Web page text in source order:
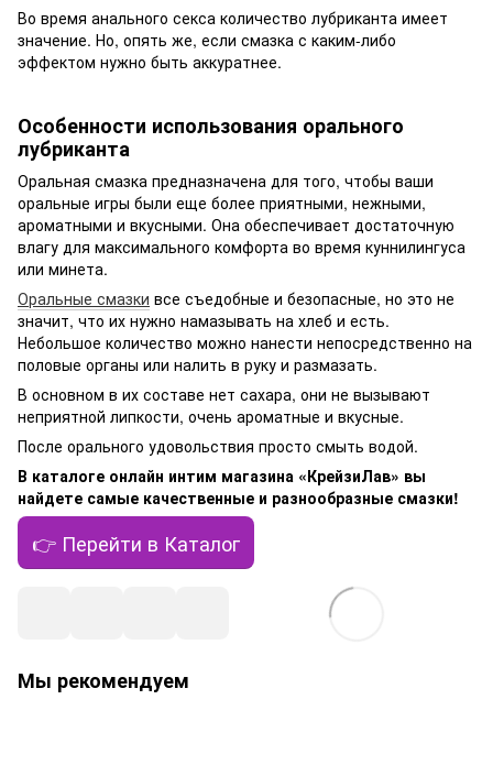
Во время анального секса количество лубриканта имеет
значение. Но, опять же, если смазка с каким-либо
эффектом нужно быть аккуратнее.
Особенности использования орального
лубриканта
Оральная смазка предназначена для того, чтобы ваши
оральные игры были еще более приятными, нежными,
ароматными и вкусными. Она обеспечивает достаточную
влагу для максимального комфорта во время куннилингуса
или минета.
Оральные смазки все съедобные и безопасные, но это не
значит, что их нужно намазывать на хлеб и есть.
Небольшое количество можно нанести непосредственно на
половые органы или налить в руку и размазать.
В основном в их составе нет сахара, они не вызывают
неприятной липкости, очень ароматные и вкусные.
После орального удовольствия просто смыть водой.
В каталоге онлайн интим магазина «КрейзиЛав» вы
найдете самые качественные и разнообразные смазки!
👉 Перейти в Каталог
Мы рекомендуем